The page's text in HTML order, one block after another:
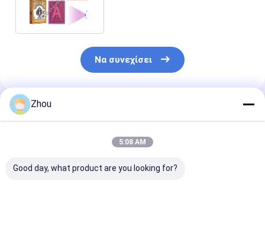
Να συνεχίσει
Συνιστώμενα Προϊόντα
Zhou
5:08 AM
Good day, what product are you looking for?